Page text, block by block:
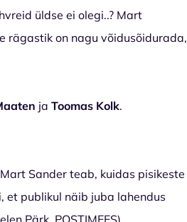
üldse ei olegi..? Mart
rägastik on nagu võidusõidurada,
ja Toomas Kolk.
Sander teab, kuidas pisikeste
et publikul näib juba lahendus
Pärk, POSTIMEES)